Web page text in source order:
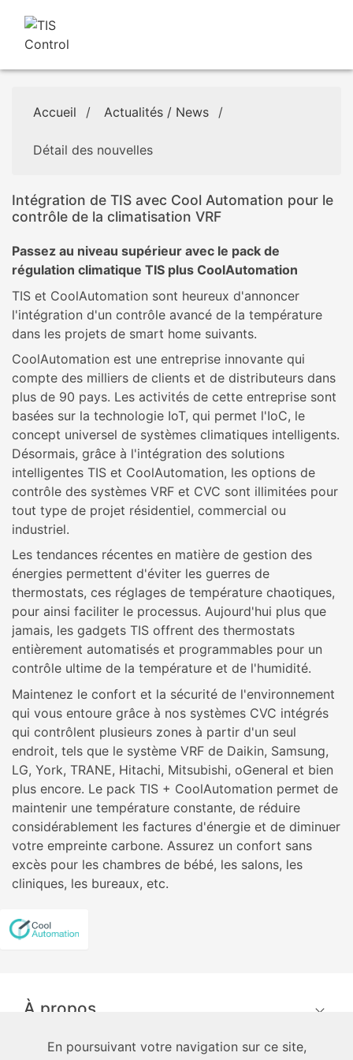
Accueil / Actualités / News /
Détail des nouvelles
Intégration de TIS avec Cool Automation pour le
contrôle de la climatisation VRF
Passez au niveau supérieur avec le pack de
régulation climatique TIS plus CoolAutomation
TIS et CoolAutomation sont heureux d'annoncer
l'intégration d'un contrôle avancé de la température
dans les projets de smart home suivants.
CoolAutomation est une entreprise innovante qui
compte des milliers de clients et de distributeurs dans
plus de 90 pays. Les activités de cette entreprise sont
basées sur la technologie IoT, qui permet l'IoC, le
concept universel de systèmes climatiques intelligents.
Désormais, grâce à l'intégration des solutions
intelligentes TIS et CoolAutomation, les options de
contrôle des systèmes VRF et CVC sont illimitées pour
tout type de projet résidentiel, commercial ou
industriel.
Les tendances récentes en matière de gestion des
énergies permettent d'éviter les guerres de
thermostats, ces réglages de température chaotiques,
pour ainsi faciliter le processus. Aujourd'hui plus que
jamais, les gadgets TIS offrent des thermostats
entièrement automatisés et programmables pour un
contrôle ultime de la température et de l'humidité.
Maintenez le confort et la sécurité de l'environnement
qui vous entoure grâce à nos systèmes CVC intégrés
qui contrôlent plusieurs zones à partir d'un seul
endroit, tels que le système VRF de Daikin, Samsung,
LG, York, TRANE, Hitachi, Mitsubishi, oGeneral et bien
plus encore. Le pack TIS + CoolAutomation permet de
maintenir une température constante, de réduire
considérablement les factures d'énergie et de diminuer
votre empreinte carbone. Assurez un confort sans
excès pour les chambres de bébé, les salons, les
cliniques, les bureaux, etc.
À propos
techniciens
En poursuivant votre navigation sur ce site,